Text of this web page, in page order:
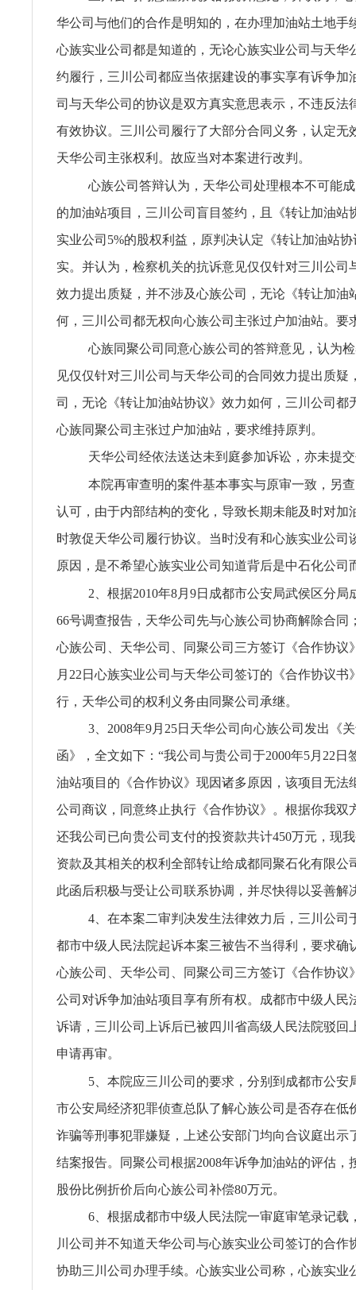
华公司与他们的合作是明知的，在办理加油站土地手
心族实业公司都是知道的，无论心族实业公司与天华
约履行，三川公司都应当依据建设的事实享有诉争加
司与天华公司的协议是双方真实意思表示，不违反法
有效协议。三川公司履行了大部分合同义务，认定无
天华公司主张权利。故应当对本案进行改判。
心族公司答辩认为，天华公司处理根本不可能
的加油站项目，三川公司盲目签约，且《转让加油站
实业公司5%的股权利益，原判决认定《转让加油站
实。并认为，检察机关的抗诉意见仅仅针对三川公司
效力提出质疑，并不涉及心族公司，无论《转让加油
何，三川公司都无权向心族公司主张过户加油站。要
心族同聚公司同意心族公司的答辩意见，认为
见仅仅针对三川公司与天华公司的合同效力提出质疑
司，无论《转让加油站协议》效力如何，三川公司都
心族同聚公司主张过户加油站，要求维持原判。
天华公司经依法送达未到庭参加诉讼，亦未提
本院再审查明的案件基本事实与原审一致，另
认可，由于内部结构的变化，导致长期未能及时对加
时敦促天华公司履行协议。当时没有和心族实业公司
原因，是不希望心族实业公司知道背后是中石化公司
2、根据2010年8月9日成都市公安局武侯区分局
66号调查报告，天华公司先与心族公司协商解除合同
心族公司、天华公司、同聚公司三方签订《合作协议
月22日心族实业公司与天华公司签订的《合作协议书
行，天华公司的权利义务由同聚公司承继。
3、2008年9月25日天华公司向心族公司发出《
函》，全文如下：“我公司与贵公司于2000年5月22日
油站项目的《合作协议》现因诸多原因，该项目无法
公司商议，同意终止执行《合作协议》。根据你我双
还我公司已向贵公司支付的投资款共计450万元，现
资款及其相关的权利全部转让给成都同聚石化有限公
此函后积极与受让公司联系协调，并尽快得以妥善解
4、在本案二审判决发生法律效力后，三川公司
都市中级人民法院起诉本案三被告不当得利，要求确
心族公司、天华公司、同聚公司三方签订《合作协议
公司对诉争加油站项目享有所有权。成都市中级人民
诉请，三川公司上诉后已被四川省高级人民法院驳回
申请再审。
5、本院应三川公司的要求，分别到成都市公安
市公安局经济犯罪侦查总队了解心族公司是否存在低
诈骗等刑事犯罪嫌疑，上述公安部门均向合议庭出示
结案报告。同聚公司根据2008年诉争加油站的评估，
股份比例折价后向心族公司补偿80万元。
6、根据成都市中级人民法院一审庭审笔录记载
川公司并不知道天华公司与心族实业公司签订的合作
协助三川公司办理手续。心族实业公司称，心族实业